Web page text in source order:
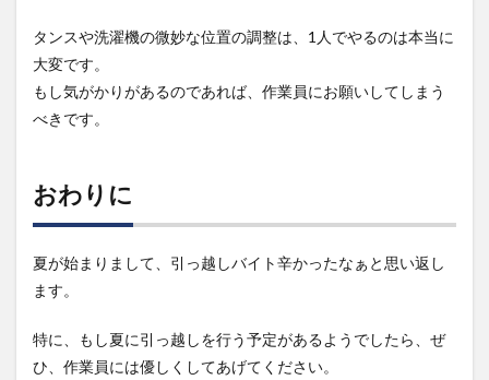
タンスや洗濯機の微妙な位置の調整は、1人でやるのは本当に
大変です。
もし気がかりがあるのであれば、作業員にお願いしてしまう
べきです。
おわりに
夏が始まりまして、引っ越しバイト辛かったなぁと思い返し
ます。
特に、もし夏に引っ越しを行う予定があるようでしたら、ぜ
ひ、作業員には優しくしてあげてください。